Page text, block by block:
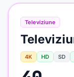
Televiziune
4K HD SD